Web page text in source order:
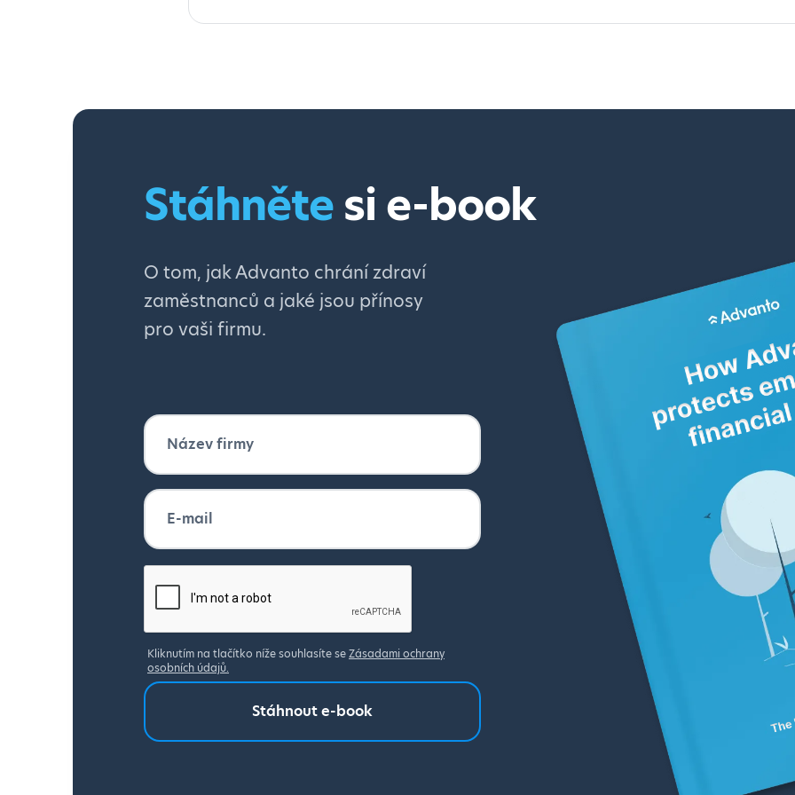
Stáhnětesi e-book
O tom, jak Advanto chrání zdraví
zaměstnanců a jaké jsou přínosy
pro vaši firmu.
Kliknutím na tlačítko níže souhlasíte seZásadami ochrany
osobních údajů.